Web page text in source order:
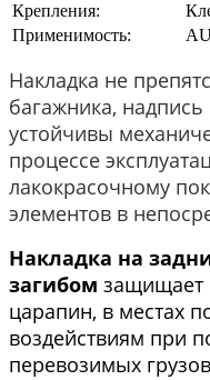
Крепления:
Применимость:
Накладка не
багажника, надпись
устойчивы
процессе
лакокрасочному
элементов в
Накладка на
загибом защищает
царапин, в местах
воздействиям при
перевозимых